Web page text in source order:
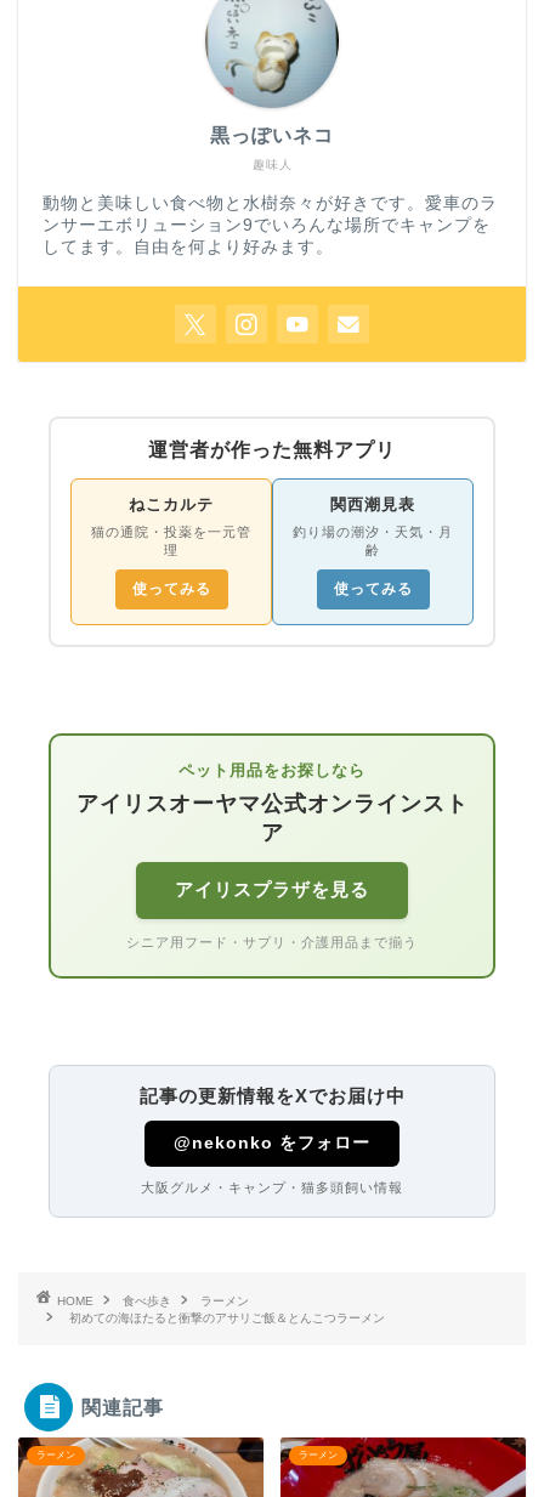
趣味人
黒っぽいネコ
動物と美味しい食べ物と水樹奈々が好きです。愛車のラ
ンサーエボリューション9でいろんな場所でキャンプを
してます。自由を何より好みます。
運営者が作った無料アプリ
ねこカルテ
猫の通院・投薬を一元管
理
使ってみる
関西潮見表
釣り場の潮汐・天気・月
齢
使ってみる
ペット用品をお探しなら
アイリスオーヤマ公式オンラインスト
ア
アイリスプラザを見る
シニア用フード・サプリ・介護用品まで揃う
記事の更新情報をXでお届け中
@nekonko をフォロー
大阪グルメ・キャンプ・猫多頭飼い情報
HOME 食べ歩き
ラーメン
初めての海ほたると衝撃のアサリご飯＆とんこつラーメン
関連記事
ラーメン ラーメン